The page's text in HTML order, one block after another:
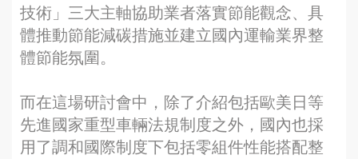
技術」三大主軸協助業者落實節能觀念、具
體推動節能減碳措施並建立國內運輸業界整
體節能氛圍。
而在這場研討會中，除了介紹包括歐美日等
先進國家重型車輛法規制度之外，國內也採
用了調和國際制度下包括零組件性能搭配整